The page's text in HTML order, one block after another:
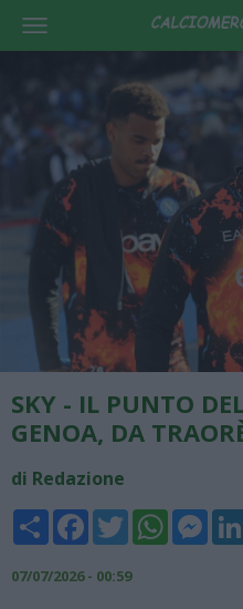
SKY - IL PUNTO
GENOA, DA
di Redazione
Share FacebookTwitterWhatsApp
07/07/2026 - 00:59